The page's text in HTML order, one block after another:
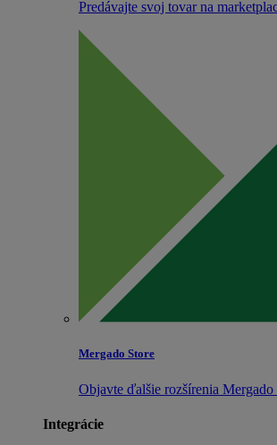
Predávajte svoj tovar na
Mergado Store
Objavte ďalšie rozšírenia Mergado
Integrácie